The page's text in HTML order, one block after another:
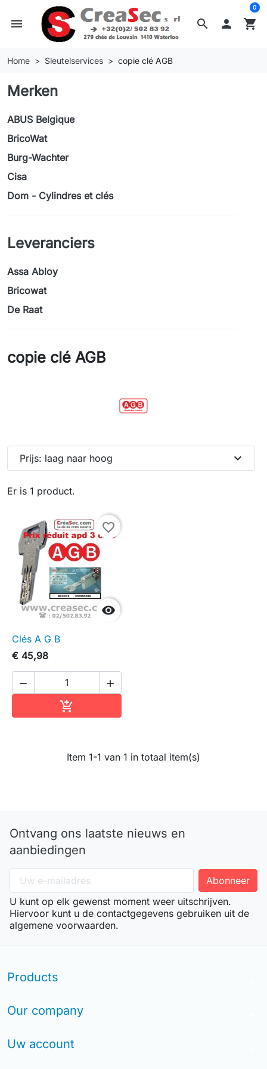
search
menu  shopping_cart
0
Home Sleutelservices copie clé AGB
Merken
ABUS Belgique
BricoWat
Burg-Wachter
Cisa
Dom - Cylindres et clés
Leveranciers
Assa Abloy
Bricowat
De Raat
copie clé AGB
Er is 1 product.
Prijs: laag naar hoog expand_more

favorite_border
Clés A G B
€ 45,98
 

Item 1-1 van 1 in totaal item(s)
Ontvang ons laatste nieuws en
aanbiedingen
U kunt op elk gewenst moment weer uitschrijven.
Hiervoor kunt u de contactgegevens gebruiken uit de
algemene voorwaarden.
Products
Our company
Uw account